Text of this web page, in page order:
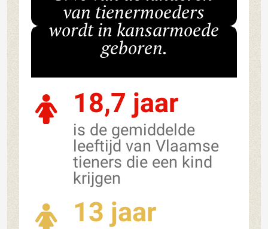
van tienermoeders
wordt in kansarmoede
geboren.
18,7 jaar
is de gemiddelde
leeftijd van Vlaamse
tieners die een kind
krijgen
13 jaar